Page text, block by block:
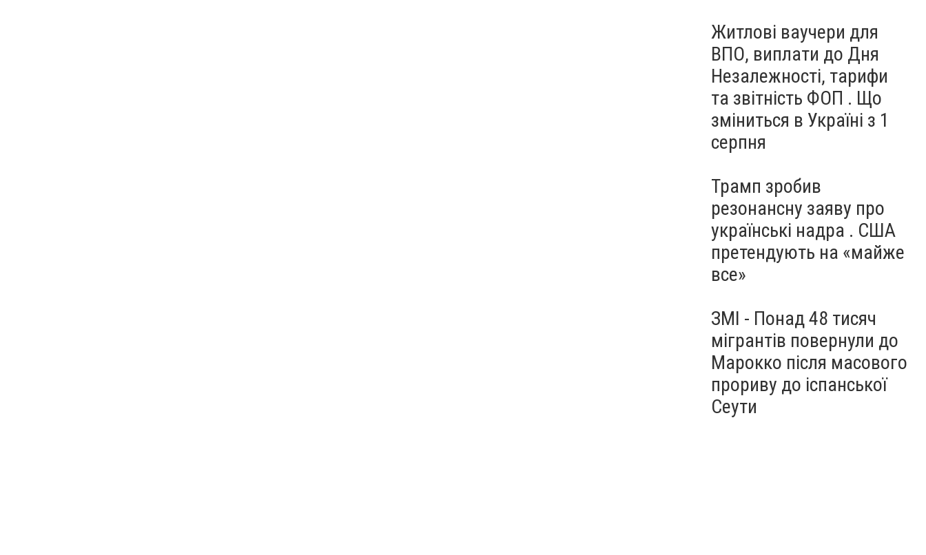
Житлові ваучери для
ВПО, виплати до Дня
Незалежності, тарифи
та звітність ФОП . Що
зміниться в Україні з 1
серпня
Трамп зробив
резонансну заяву про
українські надра . США
претендують на «майже
все»
ЗМІ - Понад 48 тисяч
мігрантів повернули до
Марокко після масового
прориву до іспанської
Сеути